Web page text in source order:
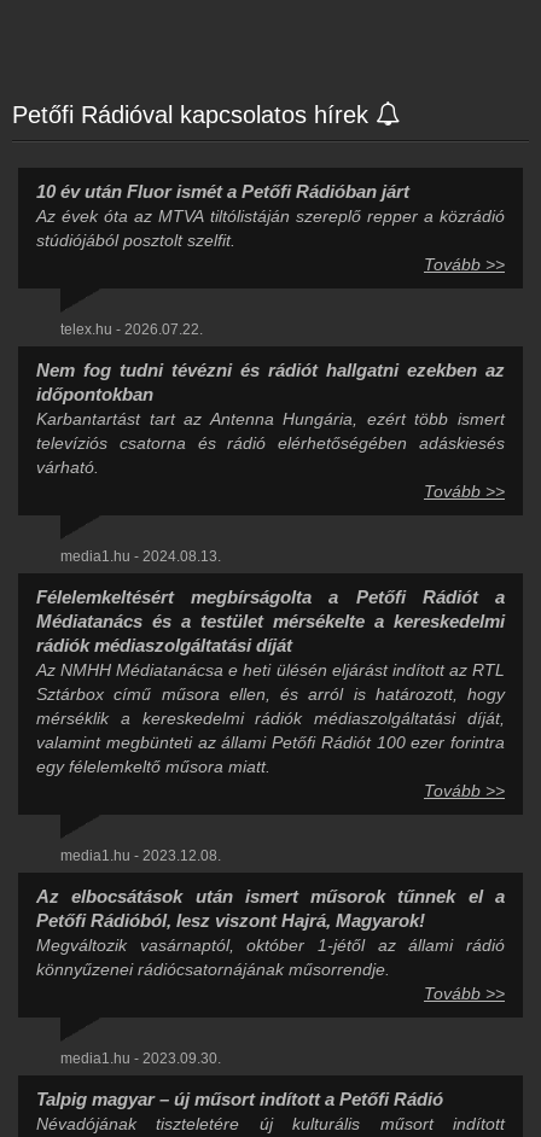
Petőfi Rádióval kapcsolatos hírek
10 év után Fluor ismét a Petőfi Rádióban járt
Az évek óta az MTVA tiltólistáján szereplő repper a közrádió
stúdiójából posztolt szelfit.
Tovább >>
telex.hu - 2026.07.22.
Nem fog tudni tévézni és rádiót hallgatni ezekben az
időpontokban
Karbantartást tart az Antenna Hungária, ezért több ismert
televíziós csatorna és rádió elérhetőségében adáskiesés
várható.
Tovább >>
media1.hu - 2024.08.13.
Félelemkeltésért megbírságolta a Petőfi Rádiót a
Médiatanács és a testület mérsékelte a kereskedelmi
rádiók médiaszolgáltatási díját
Az NMHH Médiatanácsa e heti ülésén eljárást indított az RTL
Sztárbox című műsora ellen, és arról is határozott, hogy
mérséklik a kereskedelmi rádiók médiaszolgáltatási díját,
valamint megbünteti az állami Petőfi Rádiót 100 ezer forintra
egy félelemkeltő műsora miatt.
Tovább >>
media1.hu - 2023.12.08.
Az elbocsátások után ismert műsorok tűnnek el a
Petőfi Rádióból, lesz viszont Hajrá, Magyarok!
Megváltozik vasárnaptól, október 1-jétől az állami rádió
könnyűzenei rádiócsatornájának műsorrendje.
Tovább >>
media1.hu - 2023.09.30.
Talpig magyar – új műsort indított a Petőfi Rádió
Névadójának tiszteletére új kulturális műsort indított